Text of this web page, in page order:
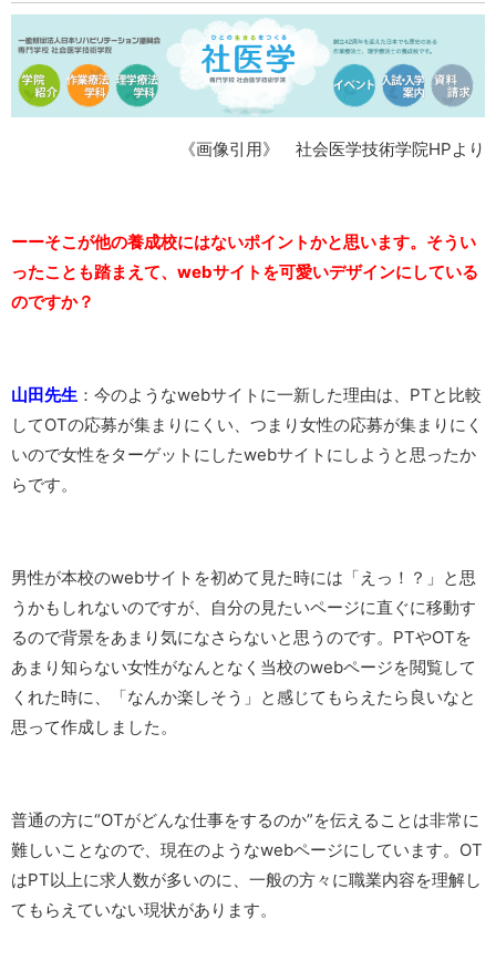
《画像引用》 社会医学技術学院HPより
ーーそこが他の養成校にはないポイントかと思います。そうい
ったことも踏まえて、webサイトを可愛いデザインにしている
のですか？
山田先生 ：今のようなwebサイトに一新した理由は、PTと比較
してOTの応募が集まりにくい、つまり女性の応募が集まりにく
いので女性をターゲットにしたwebサイトにしようと思ったか
らです。
男性が本校のwebサイトを初めて見た時には「えっ！？」と思
うかもしれないのですが、自分の見たいページに直ぐに移動す
るので背景をあまり気になさらないと思うのです。PTやOTを
あまり知らない女性がなんとなく当校のwebページを閲覧して
くれた時に、「なんか楽しそう」と感じてもらえたら良いなと
思って作成しました。
普通の方に“OTがどんな仕事をするのか”を伝えることは非常に
難しいことなので、現在のようなwebページにしています。OT
はPT以上に求人数が多いのに、一般の方々に職業内容を理解し
てもらえていない現状があります。